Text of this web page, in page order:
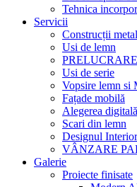
Tehnica
Servicii
Construcții
Usi de lemn
Usi de serie
Vopsire lemn si
Fațade mobilă
Alegerea
Scari din lemn
Designul Interior
VÂNZARE
Galerie
Proiecte finisate